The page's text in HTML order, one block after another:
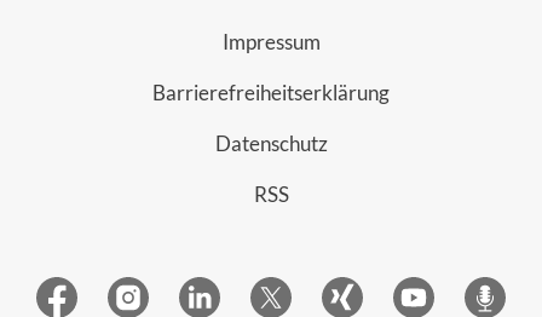
Impressum
Barrierefreiheitserklärung
Datenschutz
RSS